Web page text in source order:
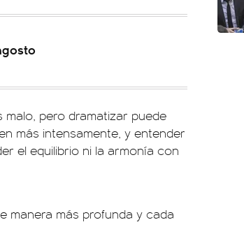
pero dramatizar puede
más intensamente, y entender
el equilibrio ni la armonía con
manera más profunda y cada